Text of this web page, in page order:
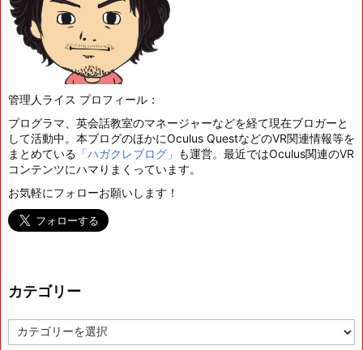
管理人ライス プロフィール：
プログラマ、英会話教室のマネージャーなどを経て現在ブロガーと
して活動中。本ブログのほかにOculus QuestなどのVR関連情報等を
まとめている 「ハガクレブログ」 も運営。最近ではOculus関連のVR
コンテンツにハマりまくっています。
お気軽にフォローお願いします！
カテゴリー
テ